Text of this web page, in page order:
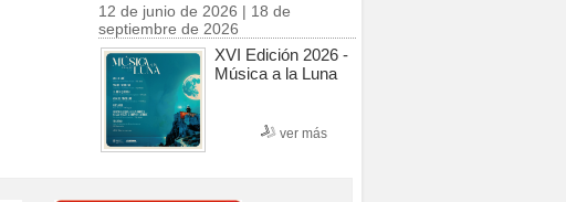
12 de junio de 2026 | 18 de
septiembre de 2026
XVI Edición 2026 -
Música a la Luna
ver más